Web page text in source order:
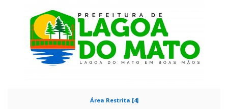
Área Restrita [4]